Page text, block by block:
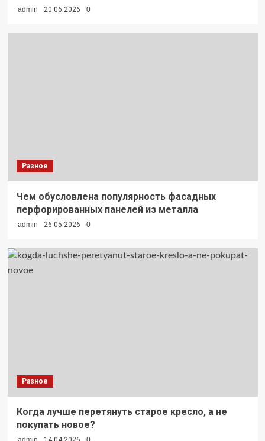
admin 20.06.2026 0
Разное
Чем обусловлена популярность фасадных
перфорированных панелей из металла
admin 26.05.2026 0
Разное
Когда лучше перетянуть старое кресло, а не
покупать новое?